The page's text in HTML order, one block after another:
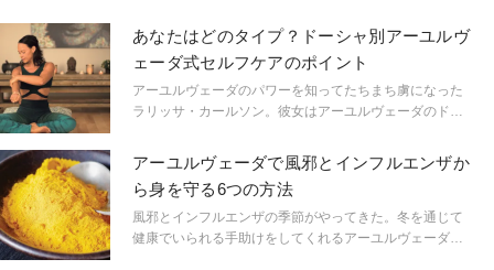
あなたはどのタイプ？ドーシャ別アーユルヴ
ェーダ式セルフケアのポイント
アーユルヴェーダのパワーを知ってたちまち虜になった
ラリッサ・カールソン。彼女はアーユルヴェーダのドク
と同時に、アーユルヴェーダのマジックを実感。食事と
ライフスタイルをベースにしたアーユルヴェーダの処方
箋は、それほど大きな苦労はせずに長続きする健康的な
変化を生み出すことができるのが魅力だ。
アーユルヴェーダで風邪とインフルエンザか
ら身を守る6つの方法
風邪とインフルエンザの季節がやってきた。冬を通じて
健康でいられる手助けをしてくれるアーユルヴェーダ式